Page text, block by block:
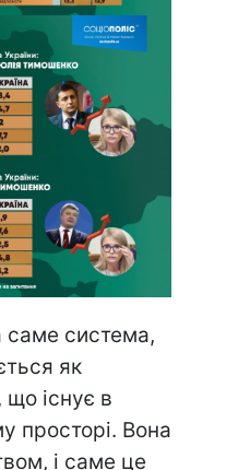
саме система,
як
існує в
просторі. Вона
і саме це